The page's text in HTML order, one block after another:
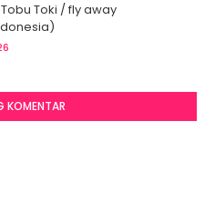
Toki / fly away
KOMENTAR